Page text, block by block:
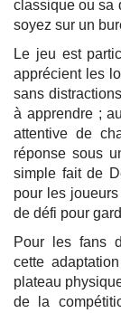
classique ou sa
soyez sur un
Le jeu est
apprécient les
sans
à apprendre ;
attentive de
réponse sous
simple fait de
pour les
de défi pour
Pour les fans
cette
plateau
de la